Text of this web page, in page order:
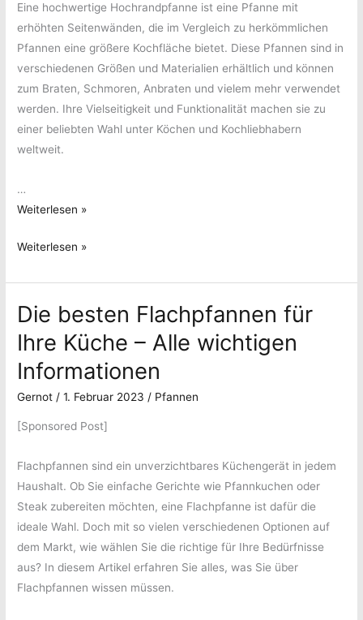
Eine hochwertige Hochrandpfanne ist eine Pfanne mit
erhöhten Seitenwänden, die im Vergleich zu herkömmlichen
Pfannen eine größere Kochfläche bietet. Diese Pfannen sind in
verschiedenen Größen und Materialien erhältlich und können
zum Braten, Schmoren, Anbraten und vielem mehr verwendet
werden. Ihre Vielseitigkeit und Funktionalität machen sie zu
einer beliebten Wahl unter Köchen und Kochliebhabern
weltweit.
…
Hochwertige
Die
für
Küchenergebnisse
Weiterlesen »
Hochwertige
Die
perfekte
Wahl
für
erstklassige
Weiterlesen »
Die besten Flachpfannen für
Ihre Küche – Alle wichtigen
Informationen
Gernot /1. Februar 2023 / Pfannen
[Sponsored Post]
Flachpfannen sind ein unverzichtbares Küchengerät in jedem
Haushalt. Ob Sie einfache Gerichte wie Pfannkuchen oder
Steak zubereiten möchten, eine Flachpfanne ist dafür die
ideale Wahl. Doch mit so vielen verschiedenen Optionen auf
dem Markt, wie wählen Sie die richtige für Ihre Bedürfnisse
aus? In diesem Artikel erfahren Sie alles, was Sie über
Flachpfannen wissen müssen.